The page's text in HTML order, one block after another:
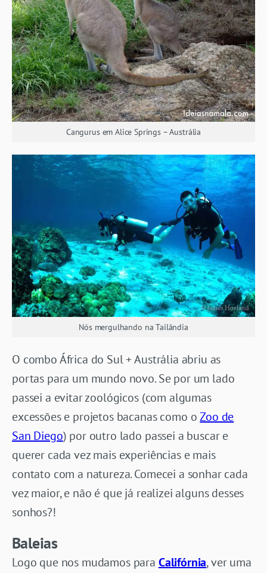
Cangurus em Alice Springs – Austrália
Nós mergulhando na Tailândia
O combo África do Sul + Austrália abriu as
portas para um mundo novo. Se por um lado
passei a evitar zoológicos (com algumas
excessões e projetos bacanas como oZoo de
San Diego) por outro lado passei a buscar e
querer cada vez mais experiências e mais
contato com a natureza. Comecei a sonhar cada
vez maior, e não é que já realizei alguns desses
sonhos?!
Baleias
Logo que nos mudamos para Califórnia, ver uma